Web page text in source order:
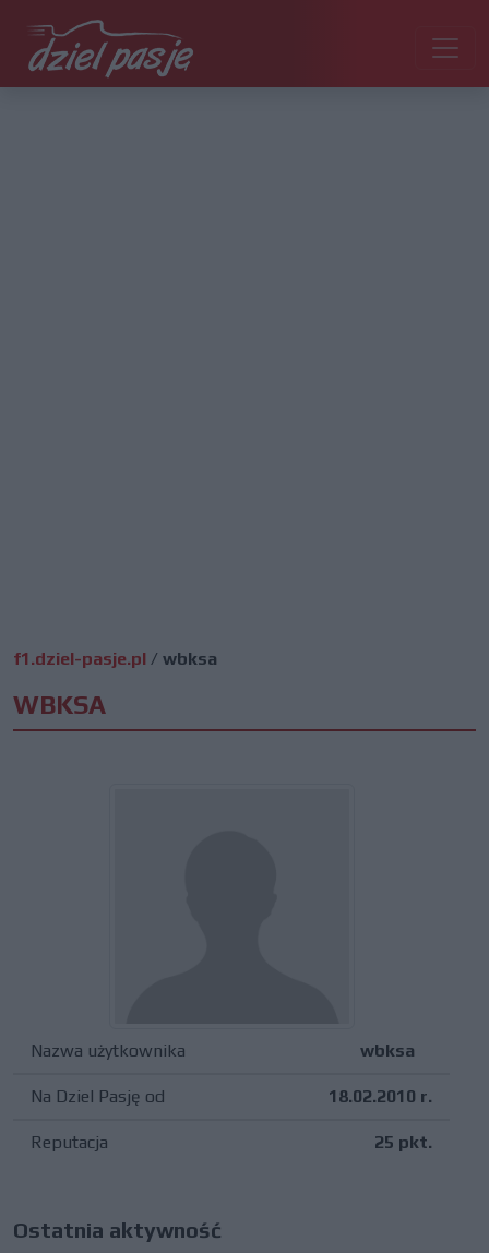
f1.dziel-pasje.pl / wbksa
WBKSA
Nazwa użytkownika wbksa
Na Dziel Pasję od 18.02.2010 r.
Reputacja 25 pkt.
Ostatnia aktywność